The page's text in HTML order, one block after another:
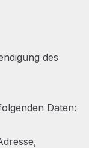
des
Daten: